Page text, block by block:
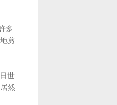
多
剪
世
然